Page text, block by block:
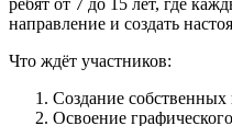
направление и создать
Что ждёт участников:
Создание
Освоение